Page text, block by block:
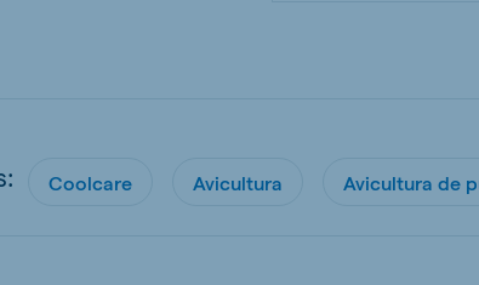
Coolcare Avicultura Avicultura de